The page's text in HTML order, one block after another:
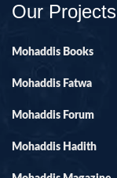
Our Projects
Mohaddis Books
Mohaddis Fatwa
Mohaddis Forum
Mohaddis Hadith